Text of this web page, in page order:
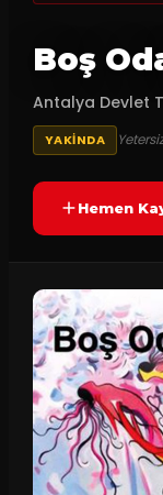
Boş
Antalya Devlet
YAKINDA
Hemen